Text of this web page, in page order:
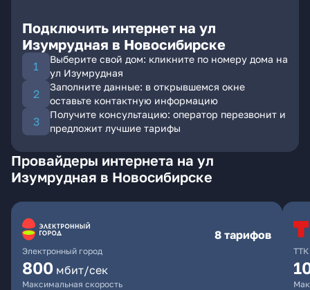
Подключить интернет на ул
Изумрудная в Новосибирске
Выберите свой дом: кликните по номеру дома на
ул Изумрудная
Заполните данные: в открывшемся окне
оставьте контактную информацию
Получите консультацию: оператор перезвонит и
предложит лучшие тарифы
Провайдеры интернета на ул
Изумрудная в Новосибирске
Электронный город
8 тарифов
800 мбит/сек
Максимальная скорость
ТТК